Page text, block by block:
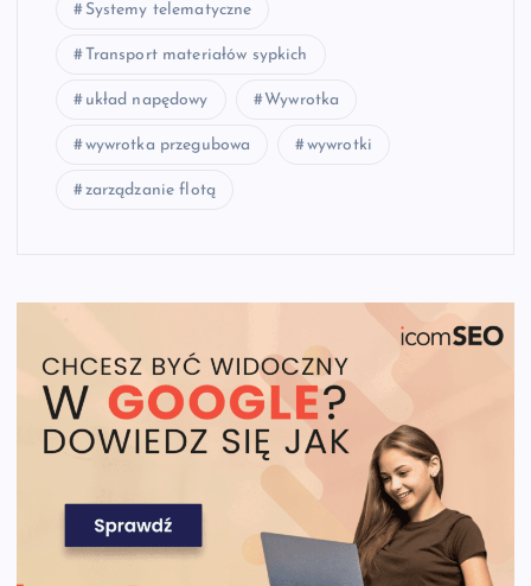
Systemy telematyczne
Transport materiałów sypkich
układ napędowy Wywrotka
wywrotka przegubowa wywrotki
zarządzanie flotą